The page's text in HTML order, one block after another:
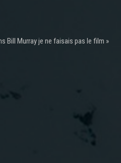
Bill Murray je ne faisais pas le film »